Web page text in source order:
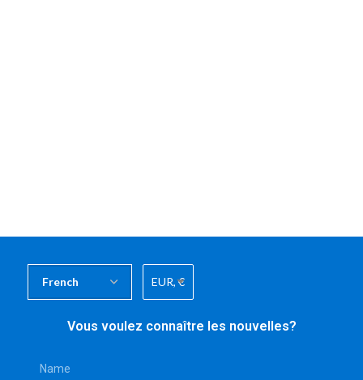
EUR, €
Vous voulez connaître les nouvelles?